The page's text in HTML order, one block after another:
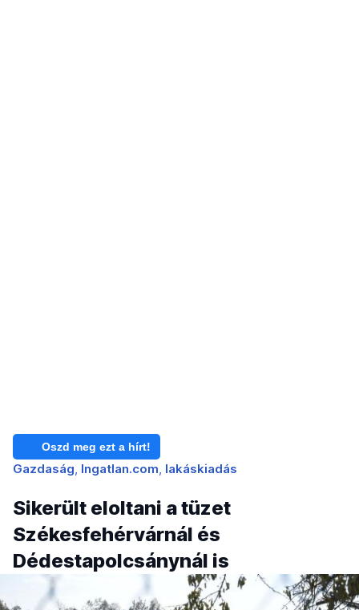
Oszd meg ezt a hírt!
Gazdaság Ingatlan.com lakáskiadás
Sikerült eloltani a tüzet
Székesfehérvárnál és
Dédestapolcsánynál is